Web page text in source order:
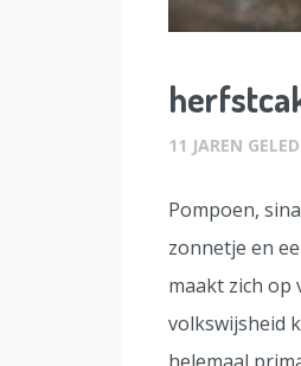
11 JAREN
Pompoen,
zonnetje en
maakt zich op
volkswijsheid